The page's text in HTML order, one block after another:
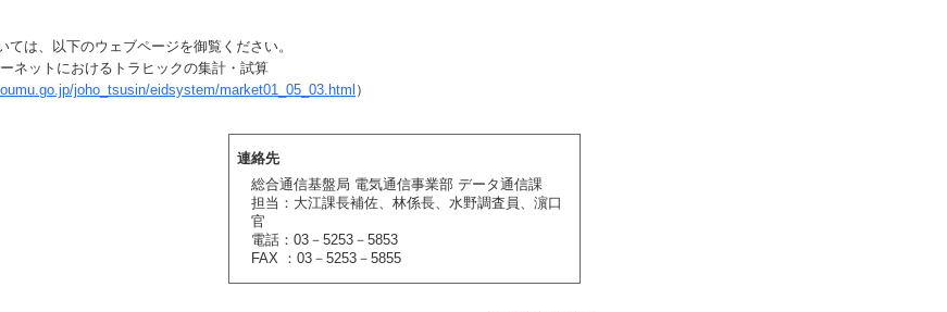
ては、以下のウェブページを御覧ください。
ネットにおけるトラヒックの集計・試算
joho_tsusin/eidsystem/market01_05_03.html ）
連絡先
総合通信基盤局 電気通信事業部 データ通信課
担当：大江課長補佐、林係長、水野調査員、濵口
官
電話：03－5253－5853
FAX ：03－5253－5855